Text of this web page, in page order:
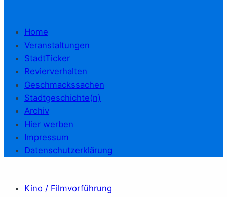
Home
Veranstaltungen
StadtTicker
Revierverhalten
Geschmackssachen
Stadtgeschichte(n)
Archiv
Hier werben
Impressum
Datenschutzerklärung
Kino / Filmvorführung